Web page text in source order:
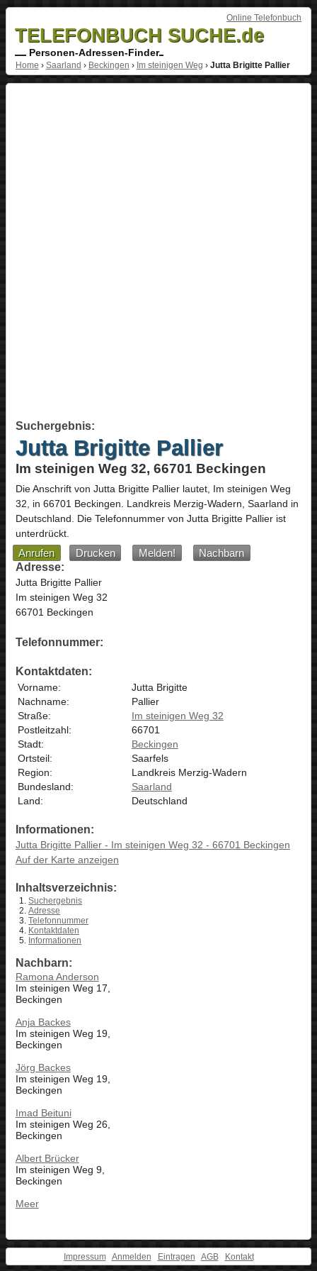
Online Telefonbuch
TELEFONBUCH SUCHE.de
Personen-Adressen-Finder
Home › Saarland › Beckingen › Im steinigen Weg › Jutta Brigitte Pallier
Suchergebnis:
Jutta Brigitte Pallier
Im steinigen Weg 32, 66701 Beckingen
Die Anschrift von Jutta Brigitte Pallierlautet, Im steinigen Weg
32, in 66701 Beckingen. Landkreis Merzig-Wadern, Saarland in
Deutschland. Die Telefonnummer von Jutta Brigitte Pallier ist
unterdrückt.
Anrufen Drucken Melden!
Nachbarn
Adresse:
Jutta Brigitte Pallier
Im steinigen Weg 32
66701 Beckingen
Telefonnummer:
Kontaktdaten:
Vorname:
Jutta Brigitte
Nachname:
Pallier
Straße:
Im steinigen Weg 32
Postleitzahl:
66701
Stadt:
Beckingen
Ortsteil:
Saarfels
Region:
Landkreis Merzig-Wadern
Bundesland:
Saarland
Land:
Deutschland
Informationen:
Jutta Brigitte Pallier - Im steinigen Weg 32 - 66701 Beckingen
Auf der Karte anzeigen
Inhaltsverzeichnis:
Suchergebnis
Adresse
Telefonnummer
Kontaktdaten
Informationen
Nachbarn:
Ramona Anderson
Im steinigen Weg 17,
Beckingen
Anja Backes
Im steinigen Weg 19,
Beckingen
Jörg Backes
Im steinigen Weg 19,
Beckingen
Imad Beituni
Im steinigen Weg 26,
Beckingen
Albert Brücker
Im steinigen Weg 9,
Beckingen
Meer
Impressum Anmelden Eintragen AGB Kontakt